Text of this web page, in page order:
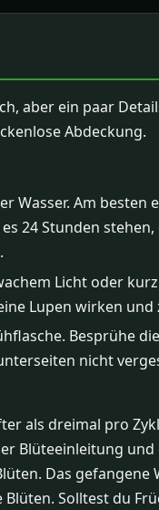
aber ein paar
Abdeckung.
Wasser. Am
24 Stunden
Licht oder
Lupen wirken
Besprühe
nicht
als dreimal pro
Blüteeinleitung
Das
Solltest du